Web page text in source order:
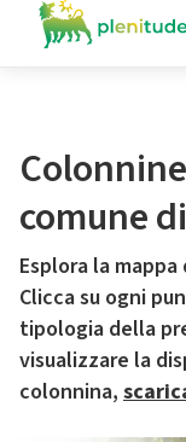
comune
Esplora la
Clicca su ogni
tipologia della
visualizzare la
colonnina,